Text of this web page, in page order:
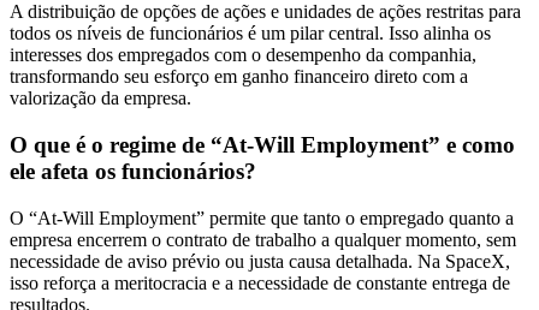
A distribuição de opções de ações e unidades de ações restritas para
todos os níveis de funcionários é um pilar central. Isso alinha os
interesses dos empregados com o desempenho da companhia,
transformando seu esforço em ganho financeiro direto com a
valorização da empresa.
O que é o regime de “At-Will Employment” e como
ele afeta os funcionários?
O “At-Will Employment” permite que tanto o empregado quanto a
empresa encerrem o contrato de trabalho a qualquer momento, sem
necessidade de aviso prévio ou justa causa detalhada. Na SpaceX,
isso reforça a meritocracia e a necessidade de constante entrega de
resultados.